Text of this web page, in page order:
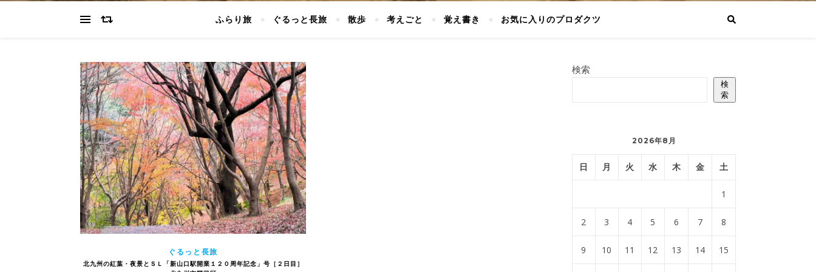
ふらり旅 ぐるっと長旅 散歩 考えごと 覚え書き お気に入りのプロダクツ
ぐるっと長旅
北九州の紅葉・夜景とＳＬ「新山口駅開業１２０周年記念」号［２日目］
検索
検
索
2026年8月
日 月 火 水 木 金 土
1
2 3 4 5 6 7 8
9 10 11 12 13 14 15